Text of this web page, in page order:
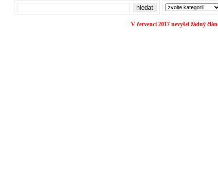
V červenci 2017 nevyšel žádný